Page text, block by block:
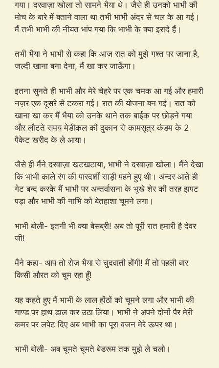
गया। दरवाज़ा खोला तो सामने भैया थे। जैसे ही उनको भाभी की
मोच के बारे में बताने वाला था तभी भाभी अंदर से चल के आ गई।
मैं तभी भाभी की नीयत भांप गया कि भाभी के क्या इरादे हैं।
तभी भैया ने भाभी से कहा कि आज रात को मुझे गश्त पर जाना है,
जल्दी खाना बना देना, मैं खा कर जाऊँगा।
इतना सुनते ही भाभी और मेरे चेहरे पर एक चमक आ गई और हमारी
नज़र एक दूसरे से टकरा गई। रात की योजना बन गई। रात को
खाना खा कर मैं भैया को उनके थाने तक बाईक पर छोड़ने गया
और लौटते समय मेडीकल की दुकान से कामसूत्र कंडम के 2
पैकेट खरीद के ले आया।
जैसे ही मैंने दरवाज़ा खटखटाया, भाभी ने दरवाज़ा खोला। मैंने देखा
कि भाभी काले रंग की पारदर्शी साड़ी पहने हुए थी। अन्दर आते ही
गेट बन्द करके मैं भाभी पर अन्तर्वासना के भूखे शेर की तरह झपट
पड़ा और भाभी की नाभि को बेतहाशा चूमने लगा।
भाभी बोली- इतनी भी क्या बेसब्री! अब तो पूरी रात हमारी है देवर
जी!
मैंने कहा- आप तो रोज़ भैया से चुदवाती होंगी! मैं तो पहली बार
किसी औरत को चूम रहा हूँ!
यह कहते हुए मैं भाभी के लाल होंठों को चूमने लगा और भाभी की
गाण्ड पर हाथ डाल कर उठा लिया। भाभी ने अपने दोनों पैर मेरी
कमर पर लपेट दिए अब भाभी का पूरा वजन मेरे ऊपर था।
भाभी बोली- अब चूमते चूमते बेडरूम तक मुझे ले चलो।